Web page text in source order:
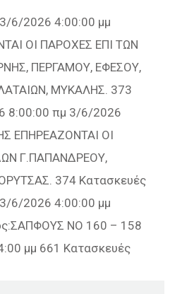
6/2026 4:00:00 μμ
ΟΙ ΠΑΡΟΧΕΣ ΕΠΙ ΤΩΝ
ΠΕΡΓΑΜΟΥ, ΕΦΕΣΟΥ,
ΜΥΚΑΛΗΣ. 373
8:00:00 πμ 3/6/2026
ΕΠΗΡΕΑΖΟΝΤΑΙ ΟΙ
Γ.ΠΑΠΑΝΔΡΕΟΥ,
374 Κατασκευές
6/2026 4:00:00 μμ
ΝΟ 160 – 158
μμ 661 Κατασκευές